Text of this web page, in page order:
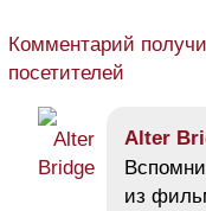
Комментарий
посетителей
Alter
из